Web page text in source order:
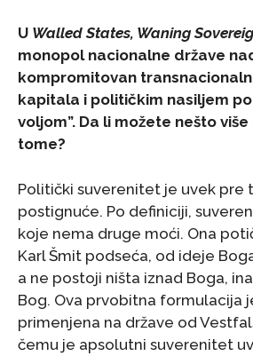
U Walled States, Waning
monopol nacionalne države
kompromitovan
kapitala i političkim nasiljem
voljom”. Da li možete nešto
tome?
Politički suverenitet je uvek pre
postignuće. Po definiciji,
koje nema druge moći. Ona
Karl Šmit podseća, od ideje
a ne postoji ništa iznad Boga,
Bog. Ova prvobitna formulacija
primenjena na države od
čemu je apsolutni suverenitet